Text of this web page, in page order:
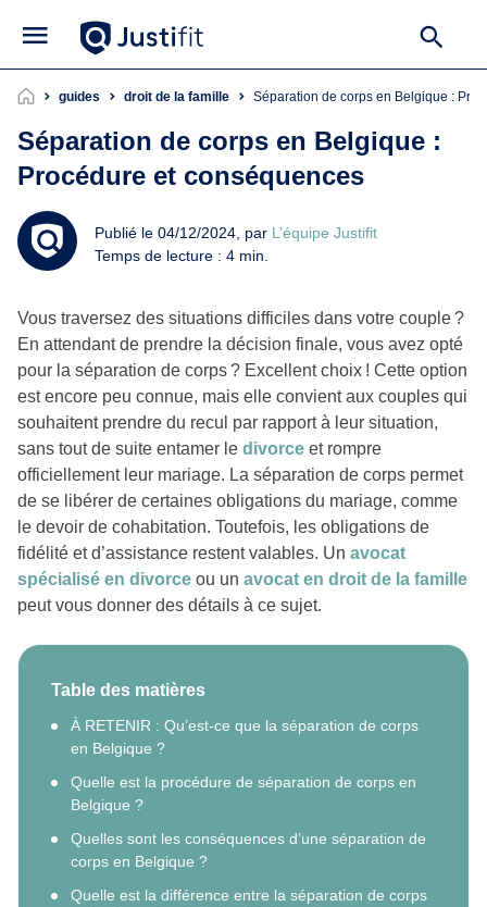
guides droit de la famille Séparation de corps en Belgique :
Séparation de corps en Belgique :
Procédure et conséquences
Publié le 04/12/2024, par L’équipe Justifit
Temps de lecture : 4 min.
Vous traversez des situations difficiles dans votre couple ?
En attendant de prendre la décision finale, vous avez opté
pour la séparation de corps ? Excellent choix ! Cette option
est encore peu connue, mais elle convient aux couples qui
souhaitent prendre du recul par rapport à leur situation,
sans tout de suite entamer le divorce et rompre
officiellement leur mariage. La séparation de corps permet
de se libérer de certaines obligations du mariage, comme
le devoir de cohabitation. Toutefois, les obligations de
fidélité et d’assistance restent valables. Un avocat
spécialisé en divorce ou un avocat en droit de la famille
peut vous donner des détails à ce sujet.
Table des matières
À RETENIR : Qu’est-ce que la séparation de corps
en Belgique ?
Quelle est la procédure de séparation de corps en
Belgique ?
Quelles sont les conséquences d’une séparation de
corps en Belgique ?
Quelle est la différence entre la séparation de corps